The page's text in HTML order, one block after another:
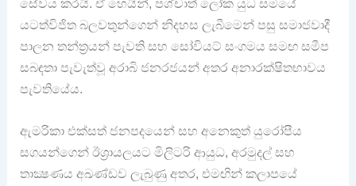
යටත්විජිත බලවතුන්ගෙන් නිදහස ලැබීමෙන් පසු සමාජවාදී
පාලන තන්ත්‍රයන් පැවති සහ සෝවියට් සංගමය සමඟ සමීප
සබඳතා පැවැත්වූ අරාබි ජනරජයන් අතර අනාරක්ෂිතභාවය
පැවතියේය.
ඇමරිකා එක්සත් ජනපදයෙන් සහ අනෙකුත් යුරෝපීය
සගයන්ගෙන් ඊශ්‍රායලයට මිලිටරි ආයුධ, අරමුදල් සහ
තාක්‍ෂණය අඛණ්ඩව ලැබුණු අතර, එමඟින් කලාපයේ